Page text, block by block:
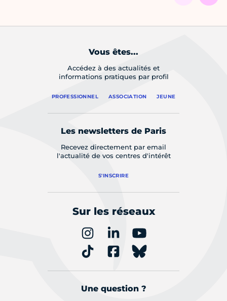
Vous êtes...
Accédez à des actualités et
informations pratiques par profil
PROFESSIONNEL ASSOCIATION JEUNE
Les newsletters de Paris
Recevez directement par email
l'actualité de vos centres d'intérêt
S'INSCRIRE
Sur les réseaux
Une question ?